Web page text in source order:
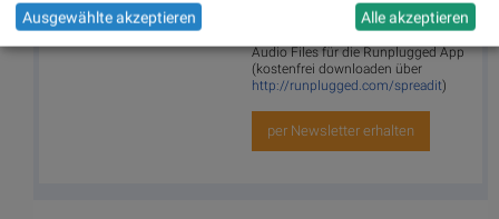
Infos über neue Financial Literacy
Audio Files für die Runplugged App
(kostenfrei downloaden über
http://runplugged.com/spreadit)
per Newsletter erhalten
Ausgewählte akzeptieren Alle akzeptieren